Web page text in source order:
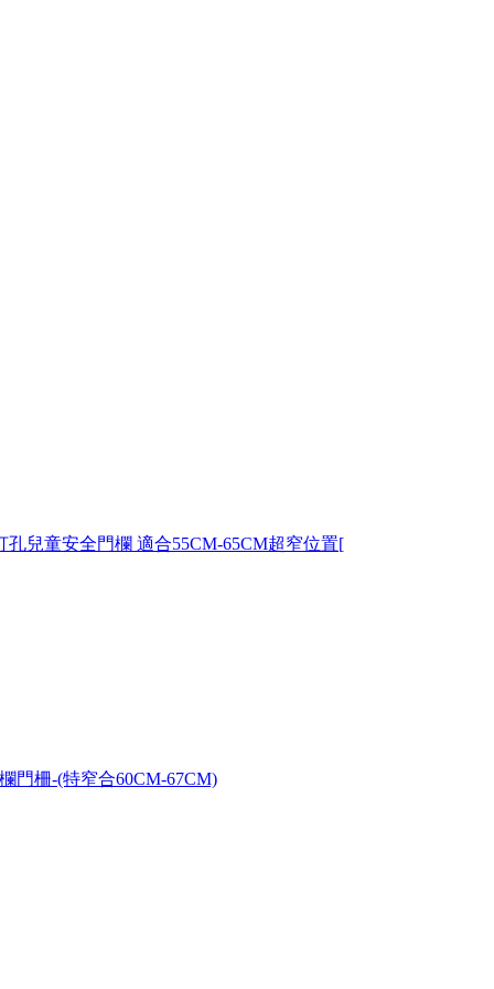
孔兒童安全門欄 適合55CM-65CM超窄位置[
門柵-(特窄合60CM-67CM)